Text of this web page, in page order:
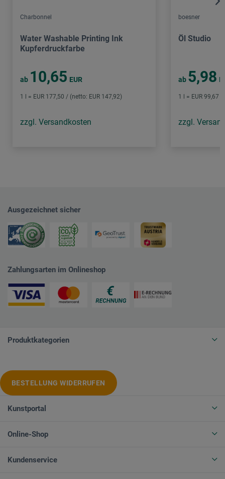
Charbonnel
Water Washable Printing Ink
Kupferdruckfarbe
ab 10,65 EUR
1 l = EUR 177,50 / (netto: EUR 147,92)
zzgl. Versandkosten
boesner
Öl Studio
ab 5,98
1 l = EUR 99,67
zzgl.
Ausgezeichnet sicher
Zahlungsarten im Onlineshop
Produktkategorien
BESTELLUNG WIDERRUFEN
Kunstportal
Online-Shop
Kundenservice